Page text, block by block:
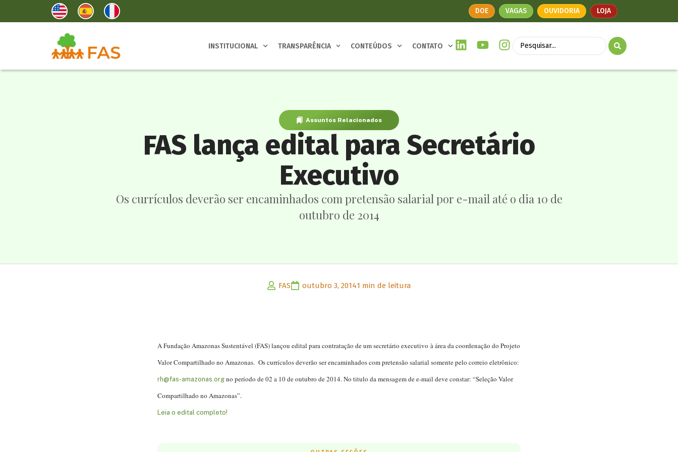
DOE VAGAS OUVIDORIA LOJA
INSTITUCIONAL TRANSPARÊNCIA CONTEÚDOS CONTATO
Assuntos Relacionados
FAS lança edital para Secretário
Executivo
Os currículos deverão ser encaminhados com pretensão salarial por e-mail até o dia 10 de
outubro de 2014
FAS outubro 3, 20141 min de leitura
A Fundação Amazonas Sustentável (FAS) lançou edital para contratação de um secretário executivo à área da coordenação do Projeto
Valor Compartilhado no Amazonas. Os currículos deverão ser encaminhados com pretensão salarial somente pelo correio eletrônico:
rh@fas-amazonas.org no período de 02 a 10 de outubro de 2014. No titulo da mensagem de e-mail deve constar: “Seleção Valor
Compartilhado no Amazonas”.
Leia o edital completo!